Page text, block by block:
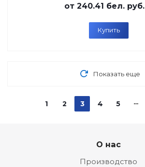
от 240.41 бел. руб.
Купить
Показать еще
1 2 3 4 5
О нас
Производство